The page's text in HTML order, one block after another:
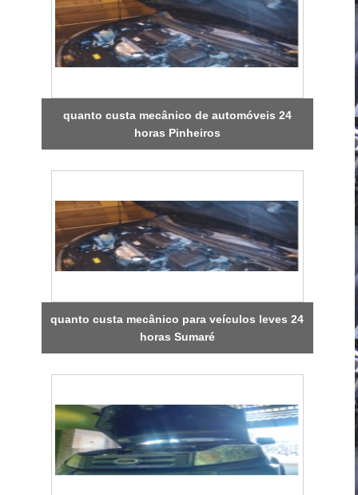
quanto custa mecânico de automóveis 24
horas Pinheiros
quanto custa mecânico para veículos leves 24
horas Sumaré